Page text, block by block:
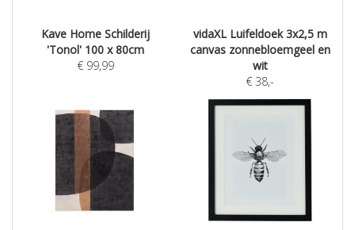
Kave Home Schilderij
'Tonol' 100 x 80cm
€ 99,99
vidaXL Luifeldoek 3x2,5 m
canvas zonnebloemgeel en
wit
€ 38,-